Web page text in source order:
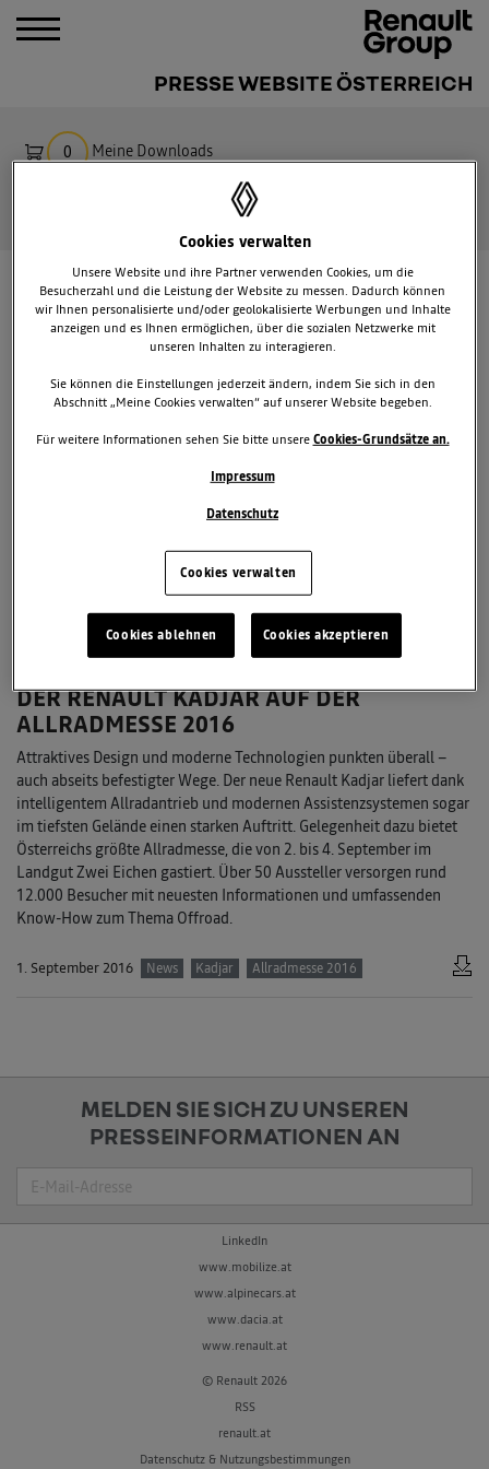
PRESSE WEBSITE ÖSTERREICH
0 Meine Downloads
PRESSEMITTEILUNGENÖSTERREICH
ALLRADMESSE 2016
DER RENAULT KADJAR AUF DER
ALLRADMESSE 2016
Attraktives Design und moderne Technologien punkten überall –
auch abseits befestigter Wege. Der neue Renault Kadjar liefert dank
intelligentem Allradantrieb und modernen Assistenzsystemen sogar
im tiefsten Gelände einen starken Auftritt. Gelegenheit dazu bietet
Österreichs größte Allradmesse, die von 2. bis 4. September im
Landgut Zwei Eichen gastiert. Über 50 Aussteller versorgen rund
12.000 Besucher mit neuesten Informationen und umfassenden
Know-How zum Thema Offroad.
1. September 2016 News Kadjar Allradmesse 2016
MELDEN SIE SICH ZU UNSEREN
PRESSEINFORMATIONEN AN
Suche
LinkedIn
www.mobilize.at
www.alpinecars.at
www.dacia.at
www.renault.at
© Renault 2026
RSS
renault.at
Datenschutz & Nutzungsbestimmungen
Cookies verwalten
Unsere Website und ihre Partner verwenden Cookies, um die
Besucherzahl und die Leistung der Website zu messen. Dadurch können
wir Ihnen personalisierte und/oder geolokalisierte Werbungen und Inhalte
anzeigen und es Ihnen ermöglichen, über die sozialen Netzwerke mit
unseren Inhalten zu interagieren.
Sie können die Einstellungen jederzeit ändern, indem Sie sich in den
Abschnitt „Meine Cookies verwalten“ auf unserer Website begeben.
Für weitere Informationen sehen Sie bitte unsereCookies-Grundsätze an.
Impressum
Datenschutz
Cookies verwalten
Cookies ablehnen Cookies akzeptieren